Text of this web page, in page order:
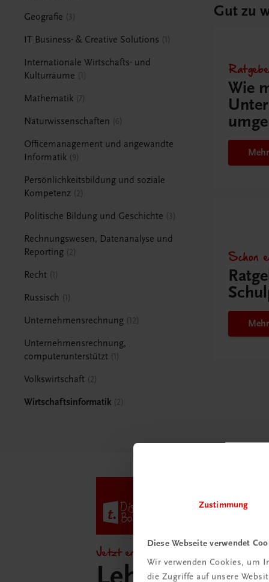
Zustimmung
Diese Webseite verwendet
Wir verwenden Cookies, um
die Zugriffe auf unsere
Geografie 3
IT Business- & Creative Solutions 1
Internationale Wirtschafts- und
Kulturräume
1
Mathematik 7
Naturwissenschaften 6
Officemanagement und angewandte
Informatik 9
Persönlichkeitsbildung und soziale
Kompetenz 2
Politische Bildung und Geschichte 3
Rechnungswesen, Datenanalyse und
Reporting 2
Recht 1
Russisch 1
Unternehmensrechnung 12
Unternehmensrechnung,
computerunterstützt 1
Volkswirtschaft 2
Wirtschaftsinformatik 2
Gut zu
Wie
Schon
Jetzt entdecken!